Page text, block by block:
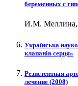
беременных с
И.М. Меллина,
Українська
клапанів серця»
Резистентная
лечение (2008)